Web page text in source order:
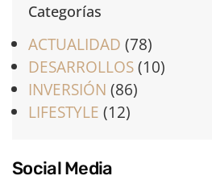
Categorías
ACTUALIDAD (78)
DESARROLLOS(10)
INVERSIÓN (86)
LIFESTYLE (12)
Social Media